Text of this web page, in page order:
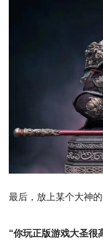
最后，放上某个大神的
“你玩正版游戏大圣很